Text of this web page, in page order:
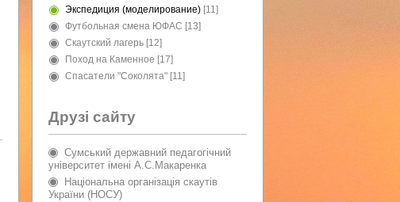
Экспедиция (моделирование) [11]
Футбольная смена ЮФАС [13]
Скаутский лагерь [12]
Поход на Каменное [17]
Спасатели "Соколята" [11]
Друзі сайту
Сумський державний педагогічний
університет імені А.С.Макаренка
Національна організація скаутів
України (НОСУ)